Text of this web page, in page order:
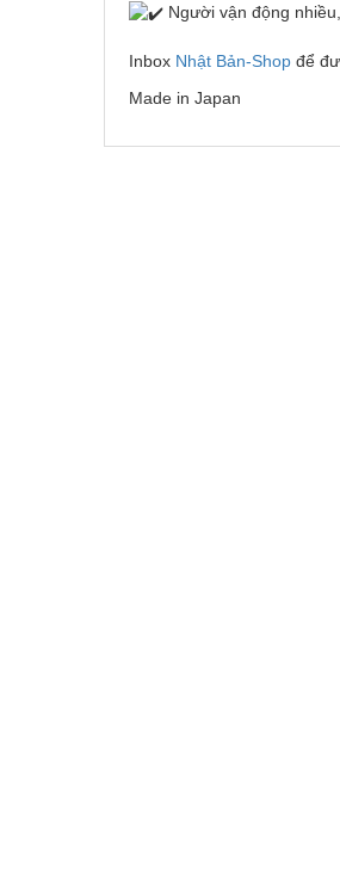
Người vận động
Inbox Nhật Bản-Shop để
Made in Japan